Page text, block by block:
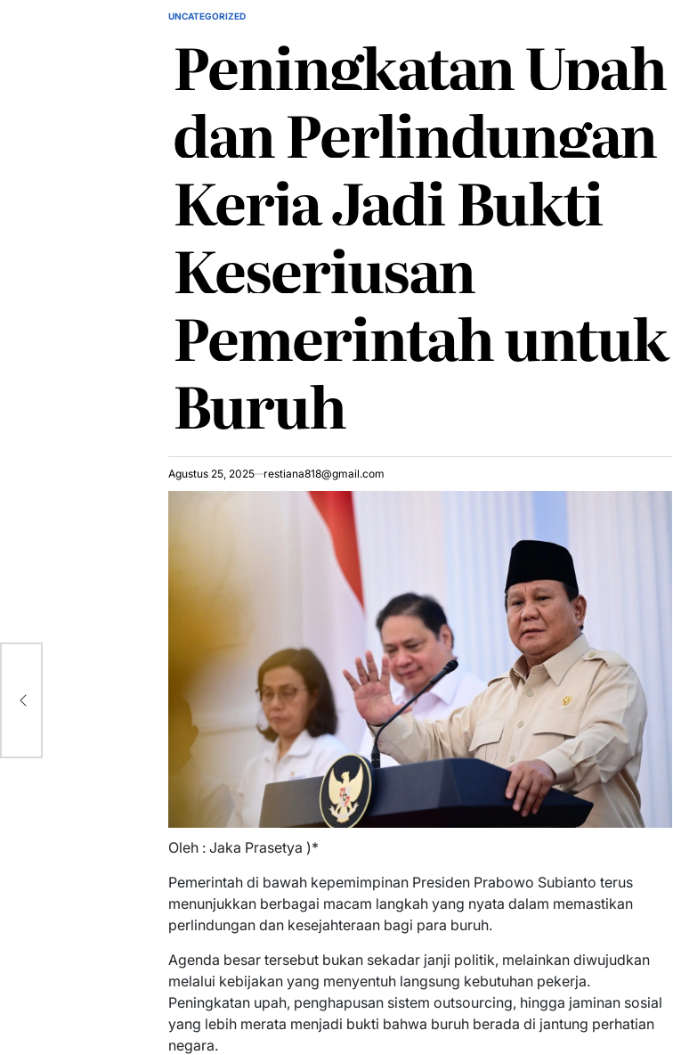
POSTED
UNCATEGORIZED
Peningkatan Upah
dan Perlindungan
Kerja Jadi Bukti
Keseriusan
Pemerintah untuk
Buruh
Agustus 25, 2025 restiana818@gmail.com
Oleh : Jaka Prasetya )*
Pemerintah di bawah kepemimpinan Presiden Prabowo Subianto terus
menunjukkan berbagai macam langkah yang nyata dalam memastikan
perlindungan dan kesejahteraan bagi para buruh.
Agenda besar tersebut bukan sekadar janji politik, melainkan diwujudkan
melalui kebijakan yang menyentuh langsung kebutuhan pekerja.
Peningkatan upah, penghapusan sistem outsourcing, hingga jaminan sosial
yang lebih merata menjadi bukti bahwa buruh berada di jantung perhatian
negara.